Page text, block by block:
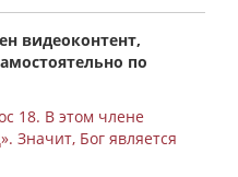
видеоконтент,
по
18. В этом члене
Значит, Бог является